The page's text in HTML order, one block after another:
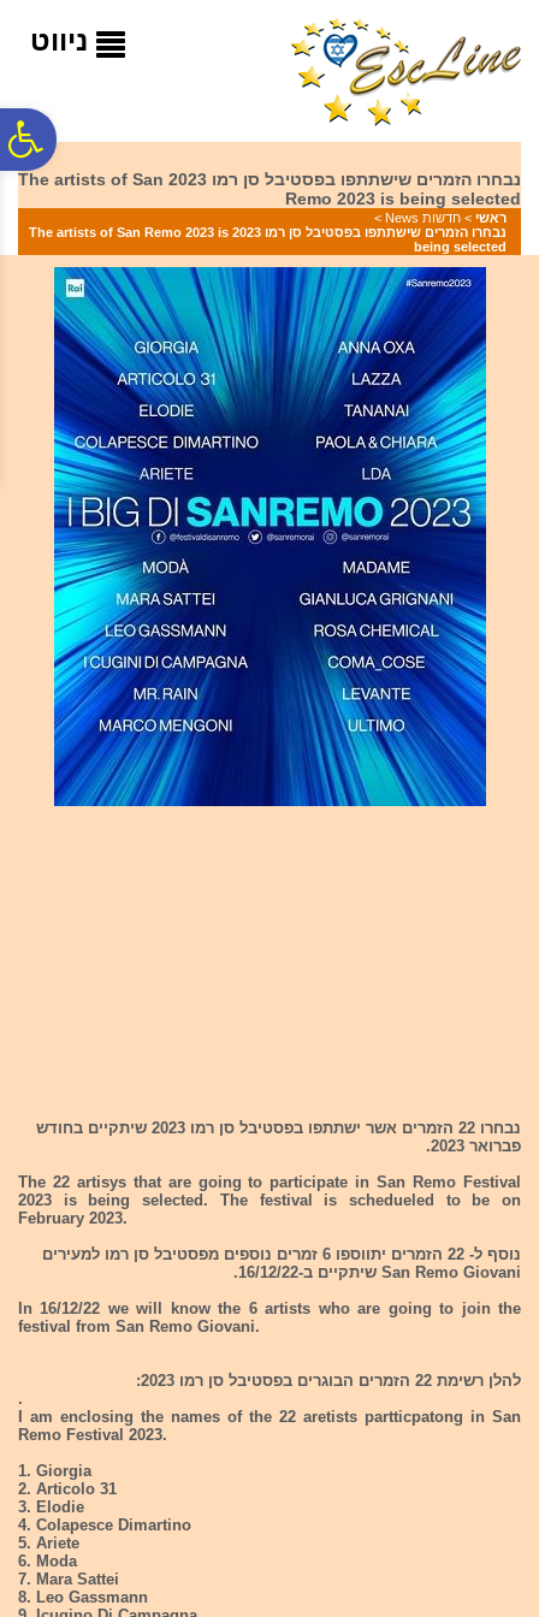
המרכזי
ניווט
נבחרו הזמרים שישתתפו בפסטיבל סן רמו 2023 The artists of San
Remo 2023 is being selected
ראשי > חדשות News
>
נבחרו הזמרים שישתתפו בפסטיבל סן רמו 2023 The artists of San Remo 2023 is
being selected
נבחרו 22 הזמרים אשר ישתתפו בפסטיבל סן רמו 2023 שיתקיים בחודש
פברואר 2023.
The 22 artisys that are going to participate in San Remo Festival
2023 is being selected. The festival is schedueled to be on
February 2023.
נוסף ל- 22 הזמרים יתווספו 6 זמרים נוספים מפסטיבל סן רמו למעירים
San Remo Giovani שיתקיים ב-16/12/22.
In 16/12/22 we will know the 6 artists who are going to join the
festival from San Remo Giovani.
להלן רשימת 22 הזמרים הבוגרים בפסטיבל סן רמו 2023:
.
I am enclosing the names of the 22 aretists partticpatong in San
Remo Festival 2023.
1. Giorgia
2. Articolo 31
3. Elodie
4. Colapesce Dimartino
5. Ariete
6. Moda
7. Mara Sattei
8. Leo Gassmann